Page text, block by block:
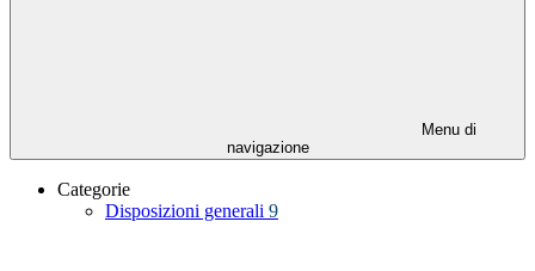
Menu di
navigazione
Categorie
Disposizioni generali 9